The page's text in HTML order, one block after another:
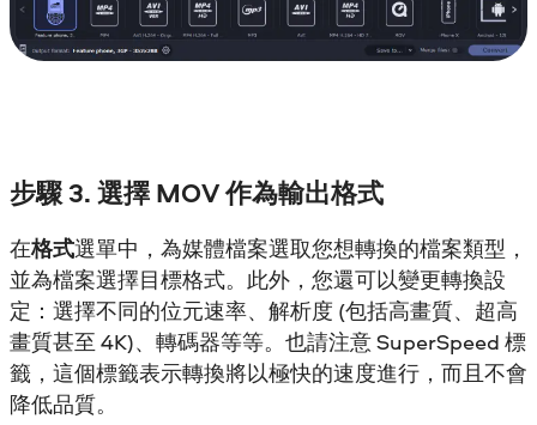
步驟 3. 選擇 MOV 作為輸出格式
在格式選單中，為媒體檔案選取您想轉換的檔案類型，
並為檔案選擇目標格式。此外，您還可以變更轉換設
定：選擇不同的位元速率、解析度 (包括高畫質、超高
畫質甚至 4K)、轉碼器等等。也請注意 SuperSpeed 標
籤，這個標籤表示轉換將以極快的速度進行，而且不會
降低品質。